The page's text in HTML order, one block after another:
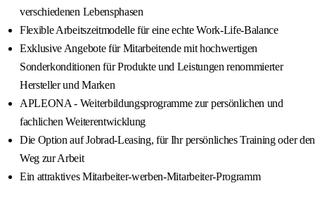
verschiedenen Lebensphasen
Flexible Arbeitszeitmodelle für eine echte Work-Life-Balance
Exklusive Angebote für Mitarbeitende mit hochwertigen
Sonderkonditionen für Produkte und Leistungen renommierter
Hersteller und Marken
APLEONA - Weiterbildungsprogramme zur persönlichen und
fachlichen Weiterentwicklung
Die Option auf Jobrad-Leasing, für Ihr persönliches Training oder den
Weg zur Arbeit
Ein attraktives Mitarbeiter-werben-Mitarbeiter-Programm